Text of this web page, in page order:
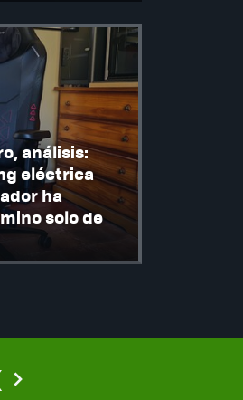
análisis:
eléctrica
ha
solo de